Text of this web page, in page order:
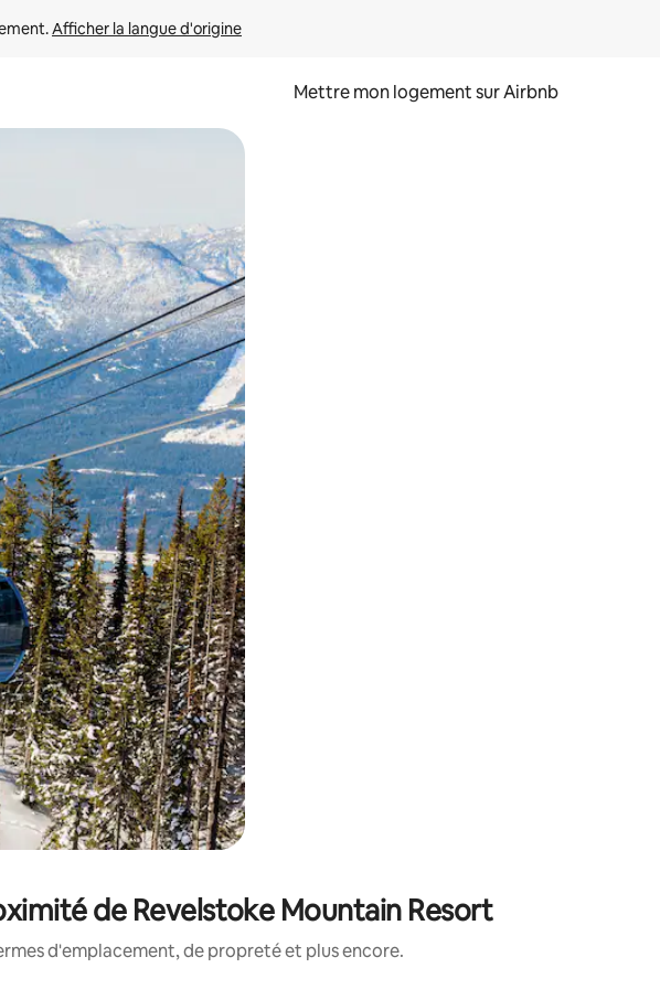
Afficher la langue d'origine
Mettre mon logement sur Airbnb
en appuyant et en faisant glisser.
de Revelstoke Mountain Resort
d'emplacement, de propreté et plus encore.